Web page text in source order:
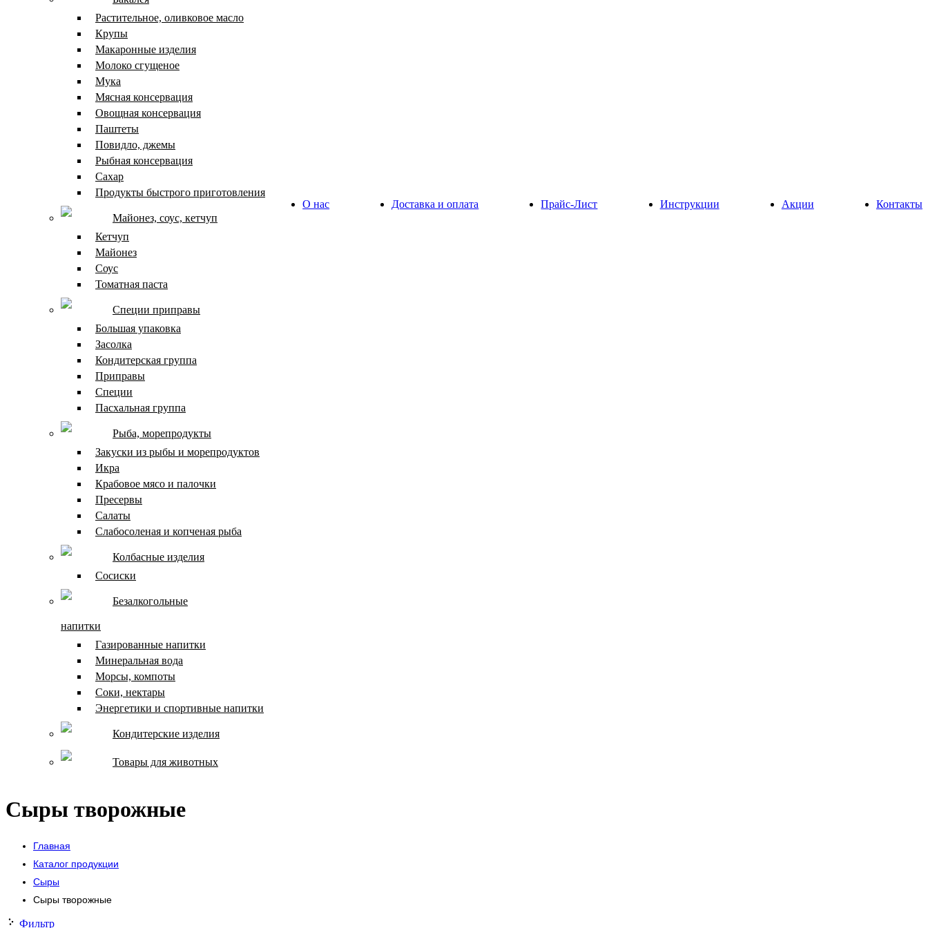
Растительное, оливковое масло
Крупы
Макаронные изделия
Молоко сгущеное
Мука
Мясная консервация
Овощная консервация
Паштеты
Повидло, джемы
Рыбная консервация
Сахар
Продукты быстрого приготовления
Майонез, соус, кетчуп
Кетчуп
Майонез
Соус
Томатная паста
Специи приправы
Большая упаковка
Засолка
Кондитерская группа
Приправы
Специи
Пасхальная группа
Рыба, морепродукты
Закуски из рыбы и морепродуктов
Икра
Крабовое мясо и палочки
Пресервы
Салаты
Слабосоленая и копченая рыба
Колбасные изделия
Сосиски
Безалкогольные
напитки
Газированные напитки
Минеральная вода
Морсы, компоты
Соки, нектары
Энергетики и спортивные напитки
Кондитерские изделия
Товары для животных
О нас Доставка и оплата Прайс-Лист Инструкции Акции Контакты
Сыры творожные
Главная
Каталог продукции
Сыры
Сыры творожные
Фильтр